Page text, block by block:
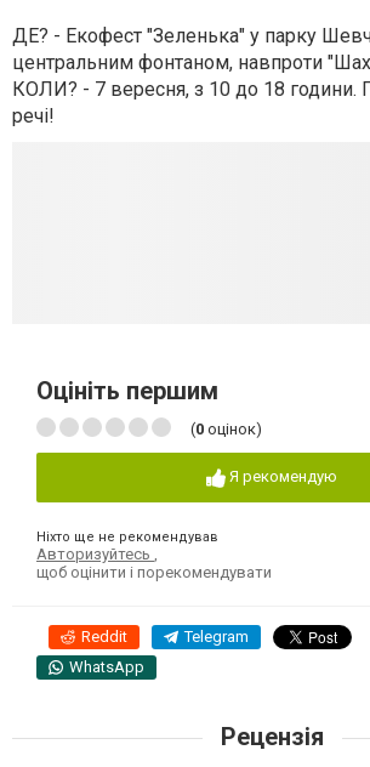
ДЕ? - Екофест "Зеленька" у парку
центральним фонтаном, навпроти
КОЛИ? - 7 вересня, з 10 до 18 години.
речі!
Оцініть першим
(0 оцінок)
Я рекомендую
Ніхто ще не рекомендував
Авторизуйтесь
щоб оцінити і порекомендувати
Reddit Telegram
WhatsApp
Рецензія